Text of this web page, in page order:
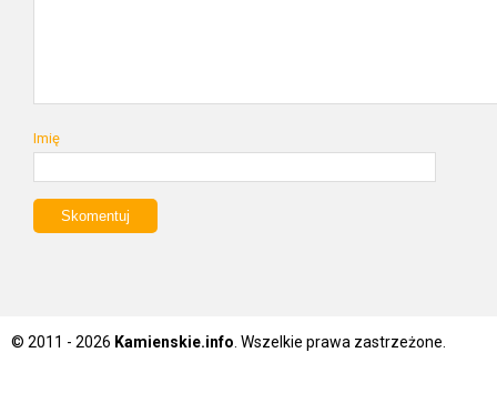
Imię
© 2011 - 2026 Kamienskie.info . Wszelkie prawa zastrzeżone.